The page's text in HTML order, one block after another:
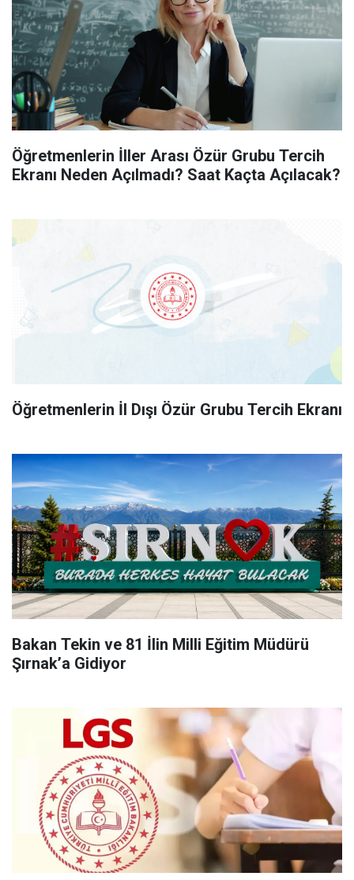
Öğretmenlerin İller Arası Özür Grubu Tercih
Ekranı Neden Açılmadı? Saat Kaçta Açılacak?
Öğretmenlerin İl Dışı Özür Grubu Tercih Ekranı
Bakan Tekin ve 81 İlin Milli Eğitim Müdürü
Şırnak’a Gidiyor